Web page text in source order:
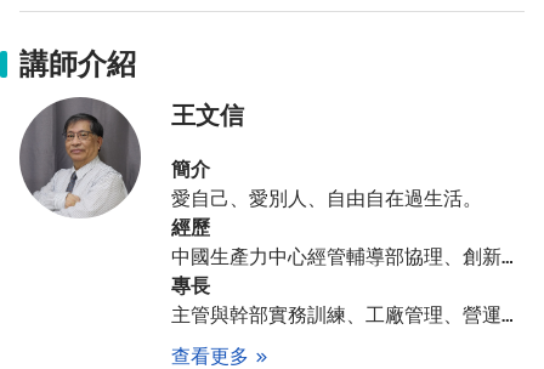
不同對象的應對
講師介紹
王文信
簡介
愛自己、愛別人、自由自在過生活。
經歷
中國生產力中心經管輔導部協理、創新服務事業群總監、智大學兼任管理課程講師、集成電子、德發機械、聲寶家電、工研院等企業課長、經理 、全國各縣市工策會、工業會、產業公協會專題講座講師、大陸各地區及東南亞各國台商協會專題講座講師
專長
主管與幹部實務訓練、工廠管理、營運策略、產銷、研發、MTP 及 TWI 管理實務
查看更多